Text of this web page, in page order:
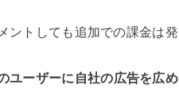
ントしても追加での課金は発
ユーザーに自社の広告を広め